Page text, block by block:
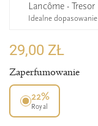
Lancôme - Tresor
Idealne dopasowanie
29,00 ZŁ
Zaperfumowanie
22%
Royal